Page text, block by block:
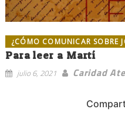
¿CÓMO COMUNICAR SOBRE
Para leer a Martí
julio 6, 2021 Caridad